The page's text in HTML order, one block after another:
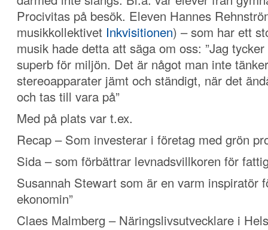
Procivitas på besök. Eleven Hannes
musikkollektivet Inkvisitionen) – som har ett
musik hade detta att säga om oss: ”Jag
superb för miljön. Det är något man inte
stereoapparater jämt och ständigt, när det
och tas till vara på”
Med på plats var t.ex.
Recap – Som investerar i företag med grön
Sida – som förbättrar levnadsvillkoren för
Susannah Stewart som är en varm inspiratör
ekonomin”
Claes Malmberg – Näringslivsutvecklare i